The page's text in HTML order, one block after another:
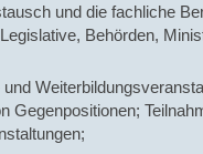
und die fachliche
Behörden,
Gegenpositionen;